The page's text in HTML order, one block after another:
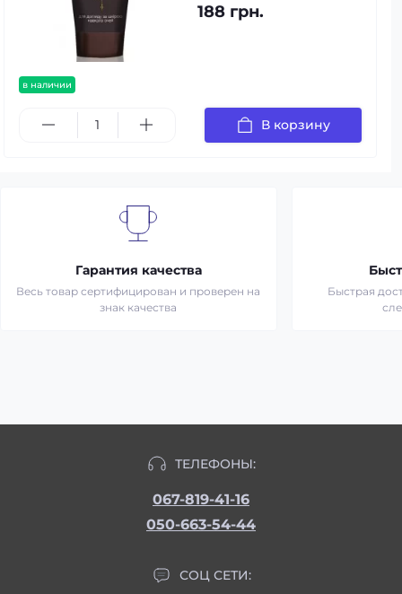
в наличии
188 грн.
В корзину
Гарантия качества
Весь товар сертифицирован и проверен на
знак качества
Быстрая
ТЕЛЕФОНЫ:
067-819-41-16
050-663-54-44
СОЦ СЕТИ: